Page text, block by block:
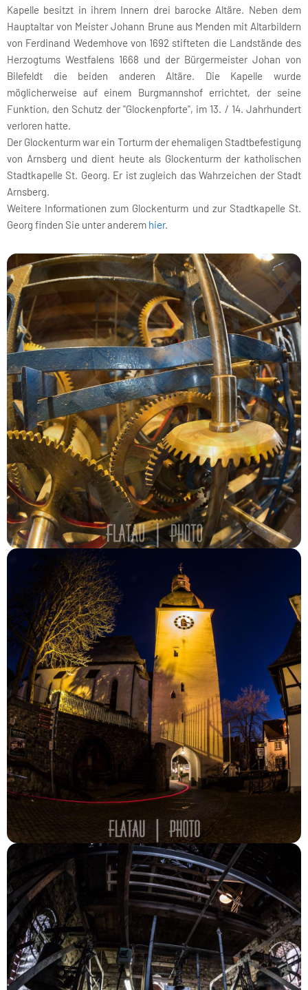
Kapelle besitzt in ihrem Innern drei barocke Altäre. Neben dem
Hauptaltar von Meister Johann Brune aus Menden mit Altarbildern
von Ferdinand Wedemhove von 1692 stifteten die Landstände des
Herzogtums Westfalens 1668 und der Bürgermeister Johan von
Bilefeldt die beiden anderen Altäre. Die Kapelle wurde
möglicherweise auf einem Burgmannshof errichtet, der seine
Funktion, den Schutz der "Glockenpforte", im 13. / 14. Jahrhundert
verloren hatte.
Der Glockenturm war ein Torturm der ehemaligen Stadtbefestigung
von Arnsberg und dient heute als Glockenturm der katholischen
Stadtkapelle St. Georg. Er ist zugleich das Wahrzeichen der Stadt
Arnsberg.
Weitere Informationen zum Glockenturm und zur Stadtkapelle St.
Georg finden Sie unter anderem hier.